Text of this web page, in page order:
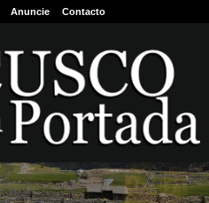
Anuncie Contacto